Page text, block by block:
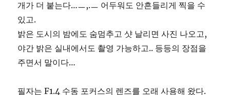
개가 더 붙는다…ㅡ,.ㅡ 어두워도 안흔들리게 찍을 수
있고.
밝은 도시의 밤에도 숨멈추고 샷 날리면 사진 나오고,
야간 밝은 실내에서도 촬영 가능하고.. 등등의 장점을
주면서 말이다…
필자는 F1.4 수동 포커스의 렌즈를 오래 사용해 왔다.